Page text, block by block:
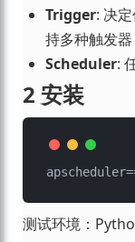
Trigger: 决
持多种触发
Scheduler:
2 安装
测试环境：